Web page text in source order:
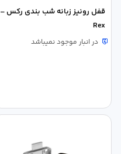
قفل رونیز زبانه شب بندی رکس –
Rex
در انبار موجود نمیباشد